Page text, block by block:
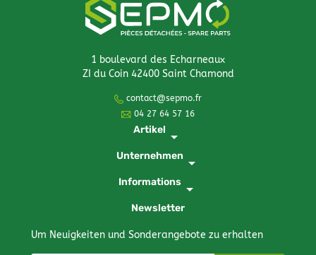
1 boulevard des Echarneaux
ZI du Coin 42400 Saint Chamond
contact@sepmo.fr
04 27 64 57 16
Artikel arrow_drop_down
Unternehmen arrow_drop_down
Informations arrow_drop_down
Newsletter
Um Neuigkeiten und Sonderangebote zu erhalten